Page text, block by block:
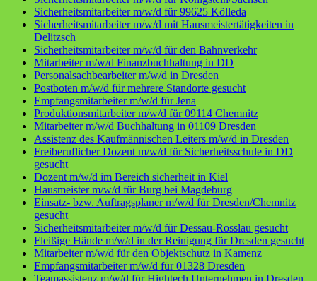
Sicherheitsmitarbeiter m/w/d für 99625 Kölleda
Sicherheitsmitarbeiter m/w/d mit Hausmeistertätigkeiten in
Delitzsch
Sicherheitsmitarbeiter m/w/d für den Bahnverkehr
Mitarbeiter m/w/d Finanzbuchhaltung in DD
Personalsachbearbeiter m/w/d in Dresden
Postboten m/w/d für mehrere Standorte gesucht
Empfangsmitarbeiter m/w/d für Jena
Produktionsmitarbeiter m/w/d für 09114 Chemnitz
Mitarbeiter m/w/d Buchhaltung in 01109 Dresden
Assistenz des Kaufmännischen Leiters m/w/d in Dresden
Freiberuflicher Dozent m/w/d für Sicherheitsschule in DD
gesucht
Dozent m/w/d im Bereich sicherheit in Kiel
Hausmeister m/w/d für Burg bei Magdeburg
Einsatz- bzw. Auftragsplaner m/w/d für Dresden/Chemnitz
gesucht
Sicherheitsmitarbeiter m/w/d für Dessau-Rosslau gesucht
Fleißige Hände m/w/d in der Reinigung für Dresden gesucht
Mitarbeiter m/w/d für den Objektschutz in Kamenz
Empfangsmitarbeiter m/w/d für 01328 Dresden